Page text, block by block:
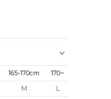
165-170cm
170~
M
L